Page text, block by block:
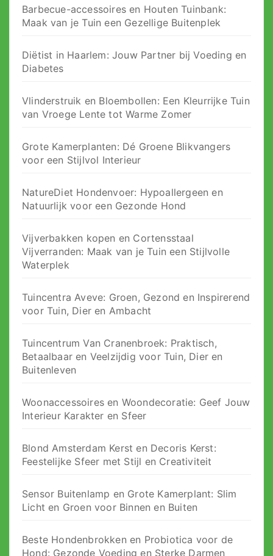
Barbecue-accessoires en Houten Tuinbank:
Maak van je Tuin een Gezellige Buitenplek
Diëtist in Haarlem: Jouw Partner bij Voeding en
Diabetes
Vlinderstruik en Bloembollen: Een Kleurrijke Tuin
van Vroege Lente tot Warme Zomer
Grote Kamerplanten: Dé Groene Blikvangers
voor een Stijlvol Interieur
NatureDiet Hondenvoer: Hypoallergeen en
Natuurlijk voor een Gezonde Hond
Vijverbakken kopen en Cortensstaal
Vijverranden: Maak van je Tuin een Stijlvolle
Waterplek
Tuincentra Aveve: Groen, Gezond en Inspirerend
voor Tuin, Dier en Ambacht
Tuincentrum Van Cranenbroek: Praktisch,
Betaalbaar en Veelzijdig voor Tuin, Dier en
Buitenleven
Woonaccessoires en Woondecoratie: Geef Jouw
Interieur Karakter en Sfeer
Blond Amsterdam Kerst en Decoris Kerst:
Feestelijke Sfeer met Stijl en Creativiteit
Sensor Buitenlamp en Grote Kamerplant: Slim
Licht en Groen voor Binnen en Buiten
Beste Hondenbrokken en Probiotica voor de
Hond: Gezonde Voeding en Sterke Darmen